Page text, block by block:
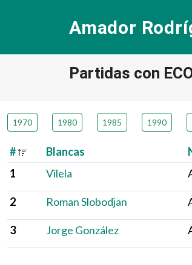
Amador
Partidas con
1970 1980 1985 1990
# Blancas
1
Vilela
2 Roman Slobodjan
3 Jorge González